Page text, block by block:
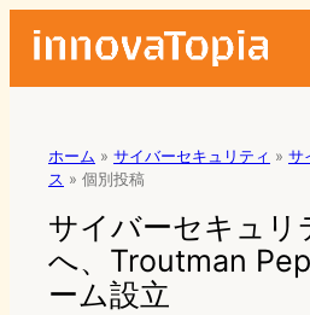
ホーム » サイバーセキュリティ » サ
ス » 個別投稿
サイバーセキュリ
へ、Troutman
ーム設立